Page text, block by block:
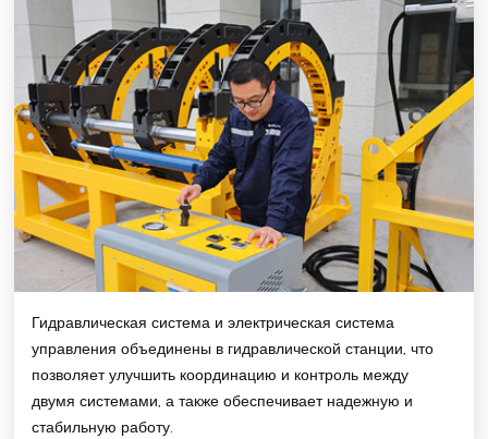
Гидравлическая система и электрическая система
управления объединены в гидравлической станции, что
позволяет улучшить координацию и контроль между
двумя системами, а также обеспечивает надежную и
стабильную работу.